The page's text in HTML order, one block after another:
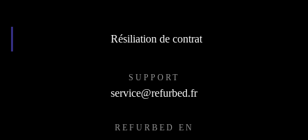
Résiliation de contrat
SUPPORT
service@refurbed.fr
REFURBED EN